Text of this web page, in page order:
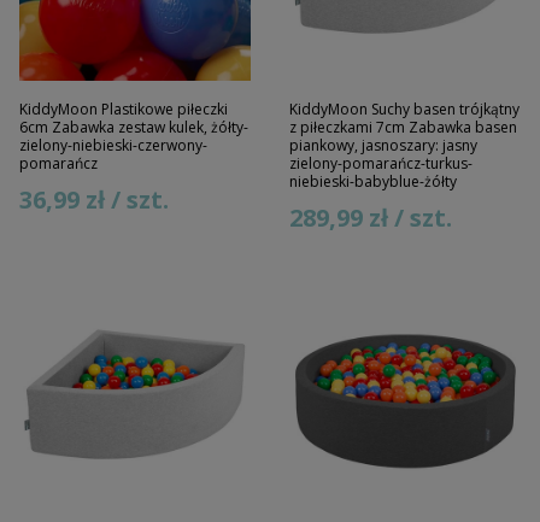
KiddyMoon Plastikowe piłeczki
6cm Zabawka zestaw kulek, żółty-
zielony-niebieski-czerwony-
pomarańcz
36,99 zł / szt.
KiddyMoon Suchy basen trójkątny
z piłeczkami 7cm Zabawka basen
piankowy, jasnoszary: jasny
zielony-pomarańcz-turkus-
niebieski-babyblue-żółty
289,99 zł / szt.